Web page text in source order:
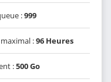
:999
:96 Heures
:500 Go